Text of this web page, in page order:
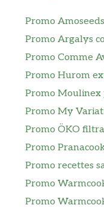
Promo
Promo Argalys
Promo Comme
Promo Hurom
Promo
Promo My
Promo ÖKO
Promo
Promo recettes
Promo
Promo